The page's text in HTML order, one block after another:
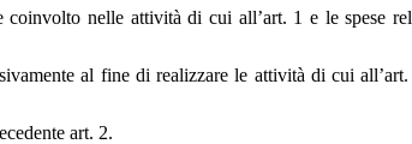
coinvolto nelle attività di cui all’art. 1 e le spese
al fine di realizzare le attività di cui
art. 2.